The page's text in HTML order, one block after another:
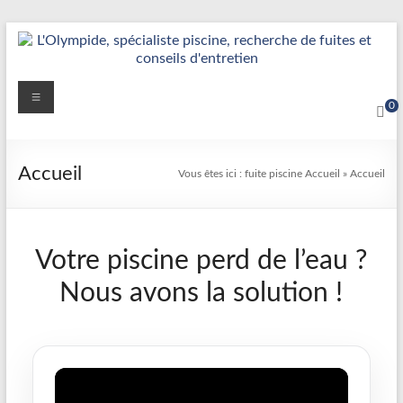
Aller
au
Détection
Réparation
L’Olympide
Expert
0
Menu
Accueil Vous êtes ici : fuite piscineAccueil »Accueil
Votre piscine perd de l’eau ?
Nous avons la solution !